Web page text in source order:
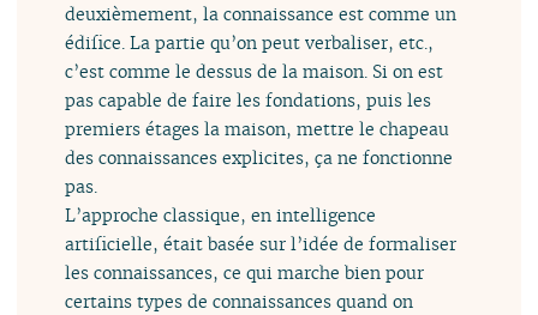
deuxièmement, la connaissance est comme un
édifice. La partie qu’on peut verbaliser, etc.,
c’est comme le dessus de la maison. Si on est
pas capable de faire les fondations, puis les
premiers étages la maison, mettre le chapeau
des connaissances explicites, ça ne fonctionne
pas.
L’approche classique, en intelligence
artificielle, était basée sur l’idée de formaliser
les connaissances, ce qui marche bien pour
certains types de connaissances quand on